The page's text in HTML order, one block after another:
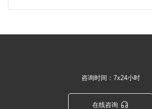
咨询时间：7x24小时
在线咨询 